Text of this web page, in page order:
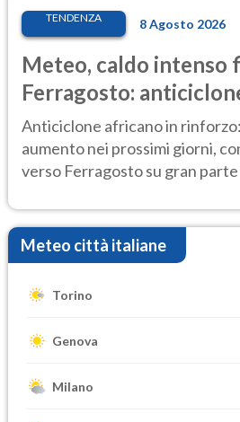
TENDENZA 8 Agosto 2026
Meteo, caldo intenso
Ferragosto:
ancora protagonista
Anticiclone africano in
aumento nei prossimi giorni,
verso Ferragosto su gran parte
Meteo città italiane
Torino
Genova
Milano